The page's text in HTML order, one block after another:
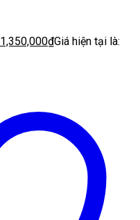
1,350,000₫Giá hiện tại là: